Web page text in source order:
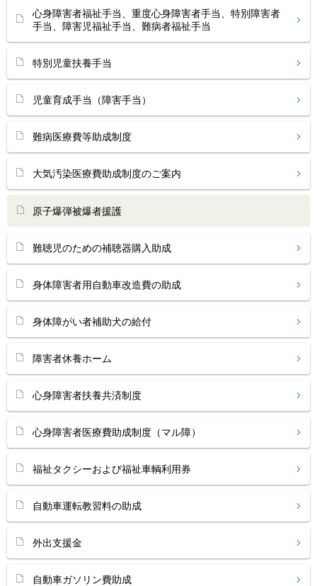
心身障害者福祉手当、重度心身障害者手当、特別障害者
手当、障害児福祉手当、難病者福祉手当
特別児童扶養手当
児童育成手当（障害手当）
難病医療費等助成制度
大気汚染医療費助成制度のご案内
原子爆弾被爆者援護
難聴児のための補聴器購入助成
身体障害者用自動車改造費の助成
身体障がい者補助犬の給付
障害者休養ホーム
心身障害者扶養共済制度
心身障害者医療費助成制度（マル障）
福祉タクシーおよび福祉車輌利用券
自動車運転教習料の助成
外出支援金
自動車ガソリン費助成